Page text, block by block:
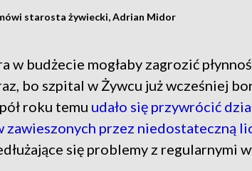
starosta żywiecki, Adrian Midor
w budżecie mogłaby zagrozić
bo szpital w Żywcu już wcześniej
roku temu udało się przywrócić
zawieszonych przez niedostateczną
się problemy z regularnymi